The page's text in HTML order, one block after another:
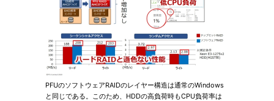
PFUのソフトウェアRAIDのレイヤー構造は通常のWindows
と同じである。このため、HDDの高負荷時もCPU負荷率は